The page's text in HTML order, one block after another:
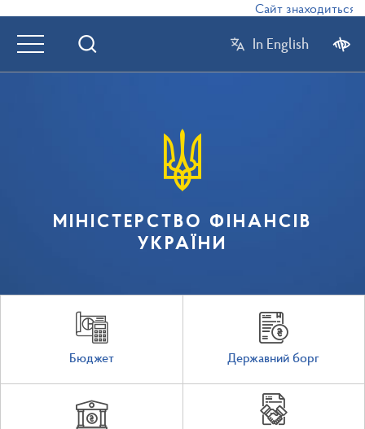
Сайт знаходиться в
In English
МІНІСТЕРСТВО ФІНАНСІВ
УКРАЇНИ
Бюджет Державний борг